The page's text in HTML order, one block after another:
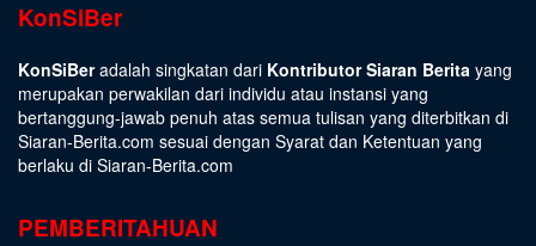
KonSiBer
KonSiBeradalah singkatan dari Kontributor Siaran Berita yang
merupakan perwakilan dari individu atau instansi yang
bertanggung-jawab penuh atas semua tulisan yang diterbitkan di
Siaran-Berita.com sesuai dengan Syarat dan Ketentuan yang
berlaku di Siaran-Berita.com
PEMBERITAHUAN